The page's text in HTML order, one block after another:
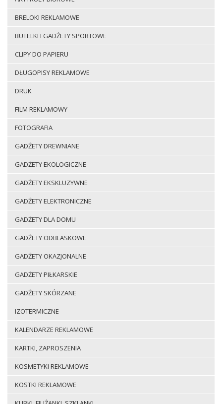
BRELOKI REKLAMOWE
BUTELKI I GADŻETY SPORTOWE
CLIPY DO PAPIERU
DŁUGOPISY REKLAMOWE
DRUK
FILM REKLAMOWY
FOTOGRAFIA
GADŻETY DREWNIANE
GADŻETY EKOLOGICZNE
GADŻETY EKSKLUZYWNE
GADŻETY ELEKTRONICZNE
GADŻETY DLA DOMU
GADŻETY ODBLASKOWE
GADŻETY OKAZJONALNE
GADŻETY PIŁKARSKIE
GADŻETY SKÓRZANE
IZOTERMICZNE
KALENDARZE REKLAMOWE
KARTKI, ZAPROSZENIA
KOSMETYKI REKLAMOWE
KOSTKI REKLAMOWE